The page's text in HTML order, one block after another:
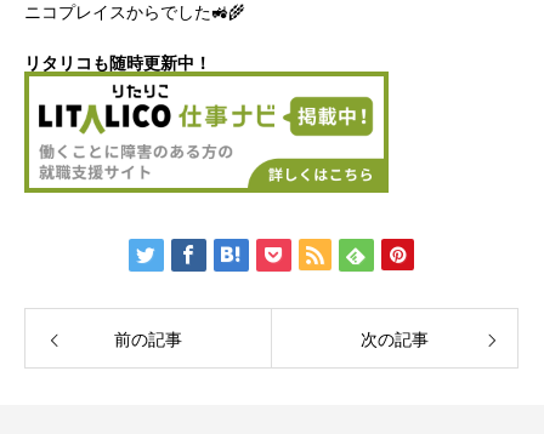
ニコプレイスからでした🚜🌾
リタリコも随時更新中！
前の記事 次の記事